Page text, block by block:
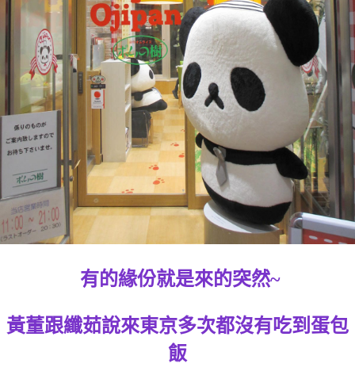
有的緣份就是來的突然~
黃董跟纖茹說來東京多次都沒有吃到蛋包
飯